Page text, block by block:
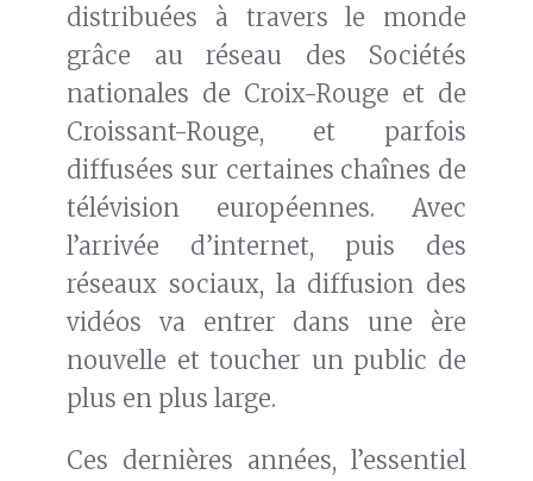
distribuées à travers le monde
grâce au réseau des Sociétés
nationales de Croix-Rouge et de
Croissant-Rouge, et parfois
diffusées sur certaines chaînes de
télévision européennes. Avec
l’arrivée d’internet, puis des
réseaux sociaux, la diffusion des
vidéos va entrer dans une ère
nouvelle et toucher un public de
plus en plus large.
Ces dernières années, l’essentiel